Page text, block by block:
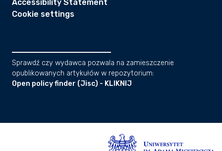
Accessibility Statement
Cookie settings
Sprawdź czy wydawca pozwala na zamieszczenie
opublikowanych artykułów w repozytorium:
Open policy finder (Jisc) - KLIKNIJ